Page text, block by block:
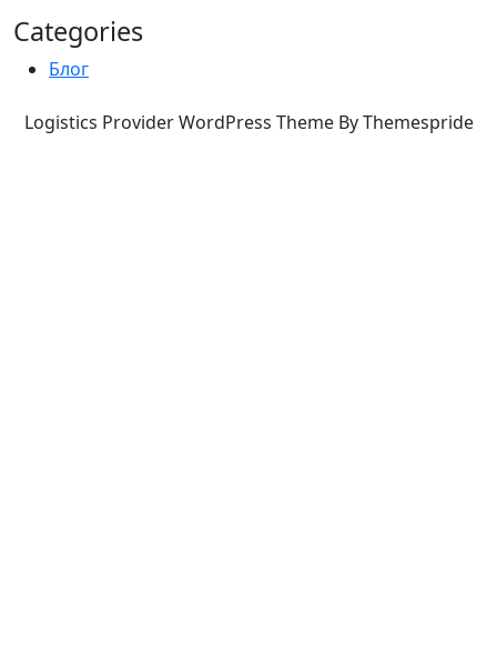
Categories
Блог
Logistics Provider WordPress Theme By Themespride